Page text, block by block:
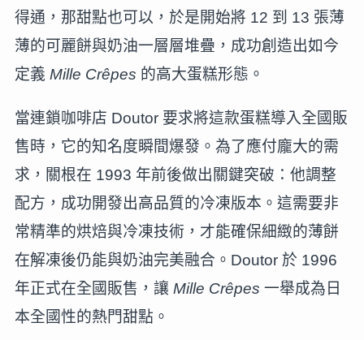
得通，那甜點也可以，於是開始將 12 到 13 張薄
薄的可麗餅與奶油一層層堆疊，成功創造出如今
定義 Mille Crêpes 的高大蛋糕形態。
當連鎖咖啡店 Doutor 要求將這款蛋糕導入全國販
售時，它的知名度瞬間爆發。為了應付龐大的需
求，關根在 1993 年前後做出關鍵突破：他調整
配方，成功開發出高品質的冷凍版本。這需要非
常精準的烘焙與冷凍技術，才能確保細緻的薄餅
在解凍後仍能與奶油完美融合。Doutor 於 1996
年正式在全國販售，讓 Mille Crêpes 一舉成為日
本全國性的熱門甜點。